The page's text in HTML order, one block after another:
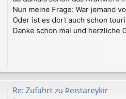
Nun meine Frage: War jemand
Oder ist es dort auch schon
Danke schon mal und herzliche
Re: Zufahrt zu Þeistareykir